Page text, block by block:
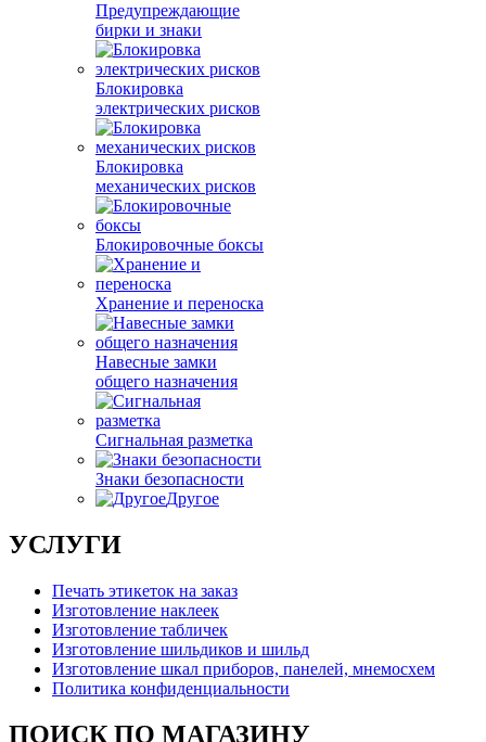
Предупреждающие
бирки и знаки
Блокировка
электрических рисков
Блокировка
механических рисков
Блокировочные боксы
Хранение и переноска
Навесные замки
общего назначения
Сигнальная разметка
Знаки безопасности
Другое
УСЛУГИ
Печать этикеток на заказ
Изготовление наклеек
Изготовление табличек
Изготовление шильдиков и шильд
Изготовление шкал приборов, панелей, мнемосхем
Политика конфиденциальности
ПОИСК ПО МАГАЗИНУ